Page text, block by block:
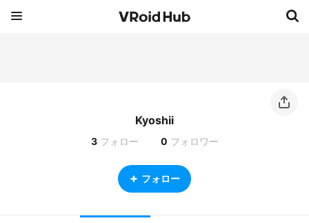
Kyoshii
3 フォロー 0 フォロワー
フォロー